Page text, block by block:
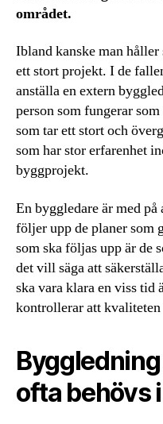
området.
Ibland kanske man
ett stort projekt. I de
anställa en extern
person som fungerar
som tar ett stort och
som har stor erfarenhet
byggprojekt.
En byggledare är med
följer upp de planer
som ska följas upp är de
det vill säga att
ska vara klara en viss tid
kontrollerar att
ofta behövs